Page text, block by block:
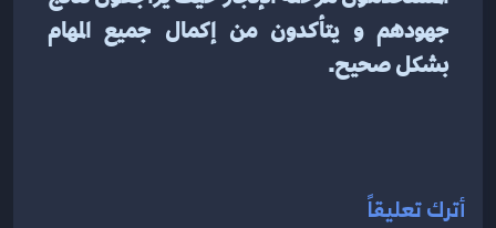
بشكل صحيح.
أترك تعليقاً